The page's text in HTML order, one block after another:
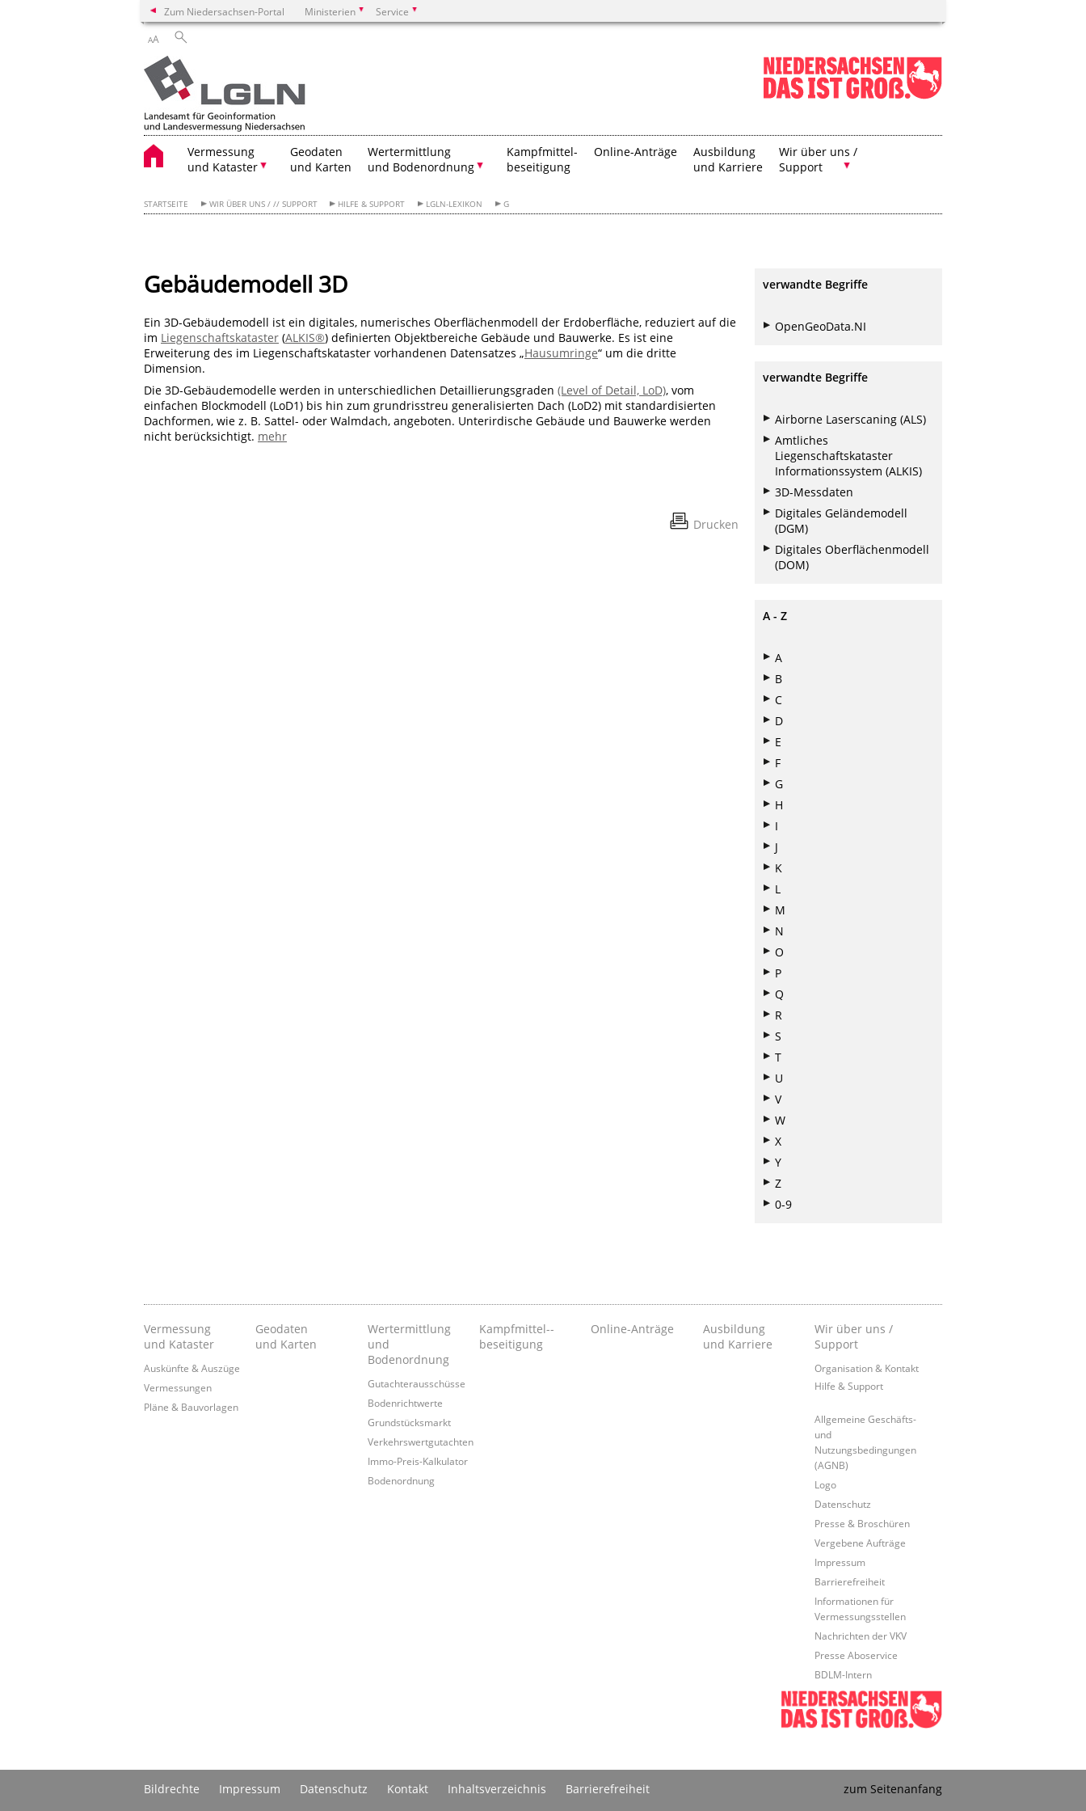
Zum Niedersachsen-Portal Ministerien Service
AA
Vermessung
und Kataster
Geodaten
und Karten
Wertermittlung
und Bodenordnung
Kampfmittel-
beseitigung
Online-Anträge
Ausbildung
und Karriere
Wir über uns /
Support
STARTSEITE WIR ÜBER UNS / // SUPPORT HILFE & SUPPORT LGLN-LEXIKON G
Gebäudemodell 3D
Ein 3D-Gebäudemodell ist ein digitales, numerisches Oberflächenmodell der Erdoberfläche, reduziert auf die
im Liegenschaftskataster (ALKIS®) definierten Objektbereiche Gebäude und Bauwerke. Es ist eine
Erweiterung des im Liegenschaftskataster vorhandenen Datensatzes „Hausumringe“ um die dritte
Dimension.
Die 3D-Gebäudemodelle werden in unterschiedlichen Detaillierungsgraden (Level of Detail, LoD), vom
einfachen Blockmodell (LoD1) bis hin zum grundrisstreu generalisierten Dach (LoD2) mit standardisierten
Dachformen, wie z. B. Sattel- oder Walmdach, angeboten. Unterirdische Gebäude und Bauwerke werden
nicht berücksichtigt. mehr
Drucken
verwandte Begriffe
OpenGeoData.NI
verwandte Begriffe
Airborne Laserscaning (ALS)
Amtliches
Liegenschaftskataster
Informationssystem (ALKIS)
3D-Messdaten
Digitales Geländemodell
(DGM)
Digitales Oberflächenmodell
(DOM)
A - Z
A
B
C
D
E
F
G
H
I
J
K
L
M
N
O
P
Q
R
S
T
U
V
W
X
Y
Z
0-9
Vermessung
und Kataster
Auskünfte & Auszüge
Vermessungen
Pläne & Bauvorlagen
Geodaten
und Karten
Wertermittlung
und
Bodenordnung
Gutachterausschüsse
Bodenrichtwerte
Grundstücksmarkt
Verkehrswertgutachten
Immo-Preis-Kalkulator
Bodenordnung
Kampfmittel-­
beseitigung
Online-Anträge
Ausbildung
und Karriere
Wir über uns /
Support
Organisation & Kontakt
Hilfe & Support
Allgemeine Geschäfts-
und
Nutzungsbedingungen
(AGNB)
Logo
Datenschutz
Presse & Broschüren
Vergebene Aufträge
Impressum
Barrierefreiheit
Informationen für
Vermessungsstellen
Nachrichten der VKV
Presse Aboservice
BDLM-Intern
Bildrechte Impressum Datenschutz Kontakt Inhaltsverzeichnis Barrierefreiheit
zum Seitenanfang